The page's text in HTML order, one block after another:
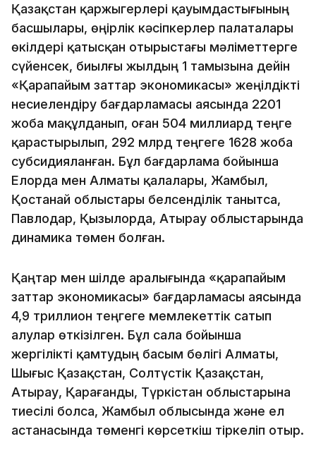
Қазақстан қаржыгерлері қауымдастығының
басшылары, өңірлік кәсіпкерлер палаталары
өкілдері қатысқан отырыстағы мәліметтерге
сүйенсек, биылғы жылдың 1 тамызына дейін
«Қарапайым заттар экономикасы» жеңілдікті
несиелендіру бағдарламасы аясында 2201
жоба мақұлданып, оған 504 миллиард теңге
қарастырылып, 292 млрд теңгеге 1628 жоба
субсидияланған. Бұл бағдарлама бойынша
Елорда мен Алматы қалалары, Жамбыл,
Қостанай облыстары белсенділік танытса,
Павлодар, Қызылорда, Атырау облыстарында
динамика төмен болған.
Қаңтар мен шілде аралығында «қарапайым
заттар экономикасы» бағдарламасы аясында
4,9 триллион теңгеге мемлекеттік сатып
алулар өткізілген. Бұл сала бойынша
жергілікті қамтудың басым бөлігі Алматы,
Шығыс Қазақстан, Солтүстік Қазақстан,
Атырау, Қарағанды, Түркістан облыстарына
тиесілі болса, Жамбыл облысында және ел
астанасында төменгі көрсеткіш тіркеліп отыр.